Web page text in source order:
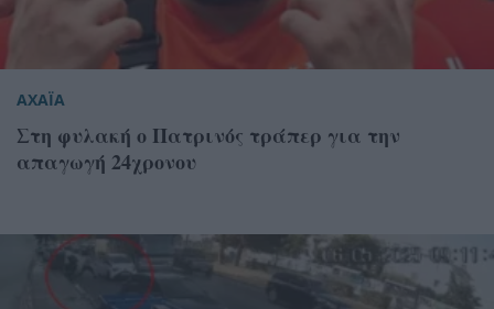
ΑΧΑΪΑ
Στη φυλακή ο Πατρινός τράπερ για την
απαγωγή 24χρονου